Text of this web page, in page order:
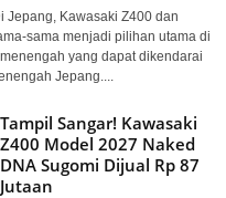
Jepang, Kawasaki Z400 dan
sama menjadi pilihan utama di
yang dapat dikendarai
Jepang....
Tampil Sangar! Kawasaki
Z400 Model 2027 Naked
DNA Sugomi Dijual Rp 87
Jutaan